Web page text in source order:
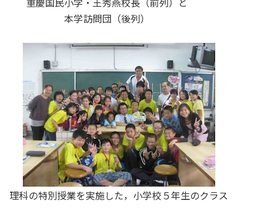
本学訪問団（後列）
理科の特別授業を実施した，小学校５年生のクラス